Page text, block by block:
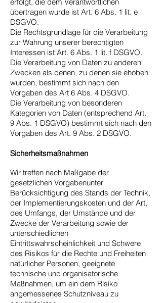
übertragen wurde ist Art. 6 Abs. 1 lit. e
DSGVO.
Die Rechtsgrundlage für die Verarbeitung
zur Wahrung unserer berechtigten
Interessen ist Art. 6 Abs. 1 lit. f DSGVO.
Die Verarbeitung von Daten zu anderen
Zwecken als denen, zu denen sie ehoben
wurden, bestimmt sich nach den
Vorgaben des Art 6 Abs. 4 DSGVO.
Die Verarbeitung von besonderen
Kategorien von Daten (entsprechend Art.
9 Abs. 1 DSGVO) bestimmt sich nach den
Vorgaben des Art. 9 Abs. 2 DSGVO.
Sicherheitsmaßnahmen
Wir treffen nach Maßgabe der
gesetzlichen Vorgabenunter
Berücksichtigung des Stands der Technik,
der Implementierungskosten und der Art,
des Umfangs, der Umstände und der
Zwecke der Verarbeitung sowie der
unterschiedlichen
Eintrittswahrscheinlichkeit und Schwere
des Risikos für die Rechte und Freiheiten
natürlicher Personen, geeignete
technische und organisatorische
Maßnahmen, um ein dem Risiko
angemessenes Schutzniveau zu